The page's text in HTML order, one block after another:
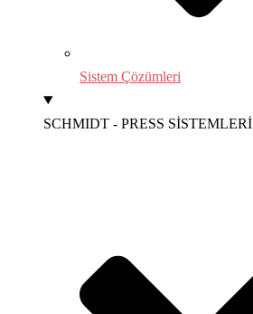
Sistem Çözümleri
SCHMIDT - PRESS SİSTEMLERİ